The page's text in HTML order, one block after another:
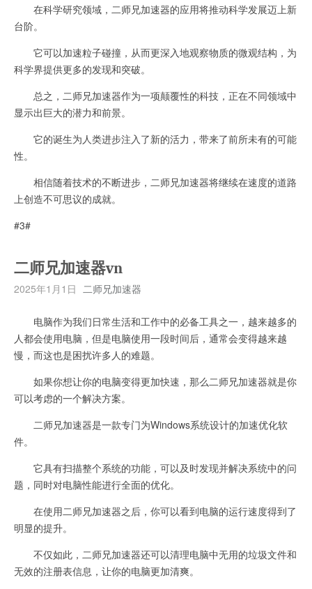
在科学研究领域，二师兄加速器的应用将推动科学发展迈上新
台阶。
它可以加速粒子碰撞，从而更深入地观察物质的微观结构，为
科学界提供更多的发现和突破。
总之，二师兄加速器作为一项颠覆性的科技，正在不同领域中
显示出巨大的潜力和前景。
它的诞生为人类进步注入了新的活力，带来了前所未有的可能
性。
相信随着技术的不断进步，二师兄加速器将继续在速度的道路
上创造不可思议的成就。
#3#
二师兄加速器vn
2025年1月1日 二师兄加速器
电脑作为我们日常生活和工作中的必备工具之一，越来越多的
人都会使用电脑，但是电脑使用一段时间后，通常会变得越来越
慢，而这也是困扰许多人的难题。
如果你想让你的电脑变得更加快速，那么二师兄加速器就是你
可以考虑的一个解决方案。
二师兄加速器是一款专门为Windows系统设计的加速优化软
件。
它具有扫描整个系统的功能，可以及时发现并解决系统中的问
题，同时对电脑性能进行全面的优化。
在使用二师兄加速器之后，你可以看到电脑的运行速度得到了
明显的提升。
不仅如此，二师兄加速器还可以清理电脑中无用的垃圾文件和
无效的注册表信息，让你的电脑更加清爽。